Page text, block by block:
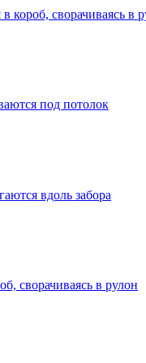
сворачиваясь в
под потолок
вдоль забора
сворачиваясь в рулон